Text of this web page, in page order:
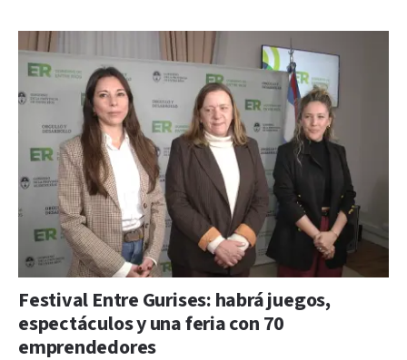
Festival Entre Gurises: habrá juegos,
espectáculos y una feria con 70
emprendedores